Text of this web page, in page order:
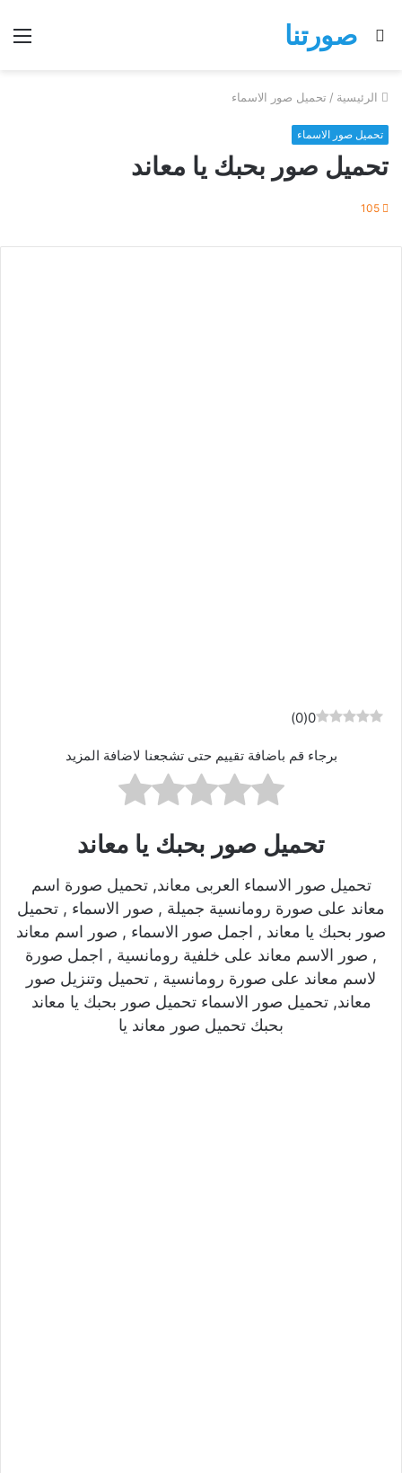
صورتنا
بحث
الرئيسية / تحميل صور الاسماء
تحميل صور الاسماء
تحميل صور بحبك يا معاند
105
0
(
0
)
برجاء قم باضافة تقييم حتى تشجعنا لاضافة المزيد
تحميل صور بحبك يا معاند
تحميل صور الاسماء العربى معاند, تحميل صورة اسم
معاند على صورة رومانسية جميلة , صور الاسماء , تحميل
صور بحبك يا معاند , اجمل صور الاسماء , صور اسم معاند
, صور الاسم معاند على خلفية رومانسية , اجمل صورة
لاسم معاند على صورة رومانسية , تحميل وتنزيل صور
معاند, تحميل صور الاسماء تحميل صور بحبك يا معاند
بحبك تحميل صور معاند يا